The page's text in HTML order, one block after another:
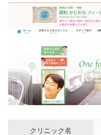
クリニック名